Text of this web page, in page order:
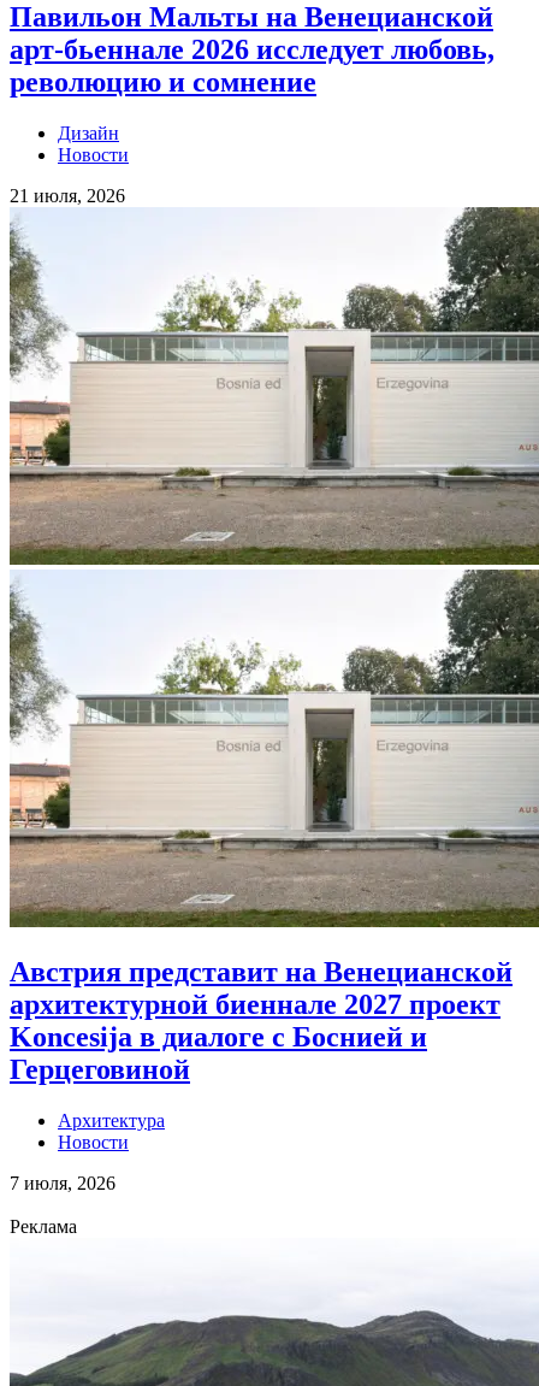
Павильон Мальты на Венецианской
арт-бьеннале 2026 исследует любовь,
революцию и сомнение
Дизайн
Новости
21 июля, 2026
Австрия представит на Венецианской
архитектурной биеннале 2027 проект
Koncesija в диалоге с Боснией и
Герцеговиной
Архитектура
Новости
7 июля, 2026
Реклама